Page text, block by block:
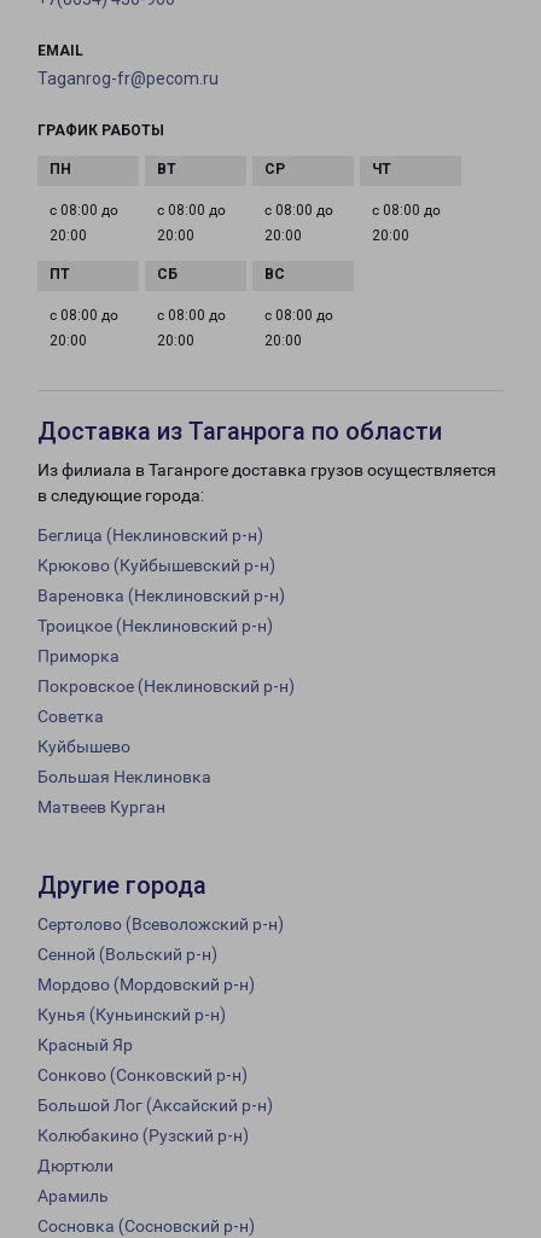
EMAIL
Taganrog-fr@pecom.ru
ГРАФИК РАБОТЫ
с 08:00 до
20:00
с 08:00 до
20:00
с 08:00 до
20:00
с 08:00 до
20:00
с 08:00 до
20:00
с 08:00 до
20:00
с 08:00 до
20:00
Доставка из Таганрога по области
Из филиала в Таганроге доставка грузов осуществляется
в следующие города:
Беглица (Неклиновский р-н)
Крюково (Куйбышевский р-н)
Вареновка (Неклиновский р-н)
Троицкое (Неклиновский р-н)
Приморка
Покровское (Неклиновский р-н)
Советка
Куйбышево
Большая Неклиновка
Матвеев Курган
Другие города
Сертолово (Всеволожский р-н)
Сенной (Вольский р-н)
Мордово (Мордовский р-н)
Кунья (Куньинский р-н)
Красный Яр
Сонково (Сонковский р-н)
Большой Лог (Аксайский р-н)
Колюбакино (Рузский р-н)
Дюртюли
Арамиль
Сосновка (Сосновский р-н)